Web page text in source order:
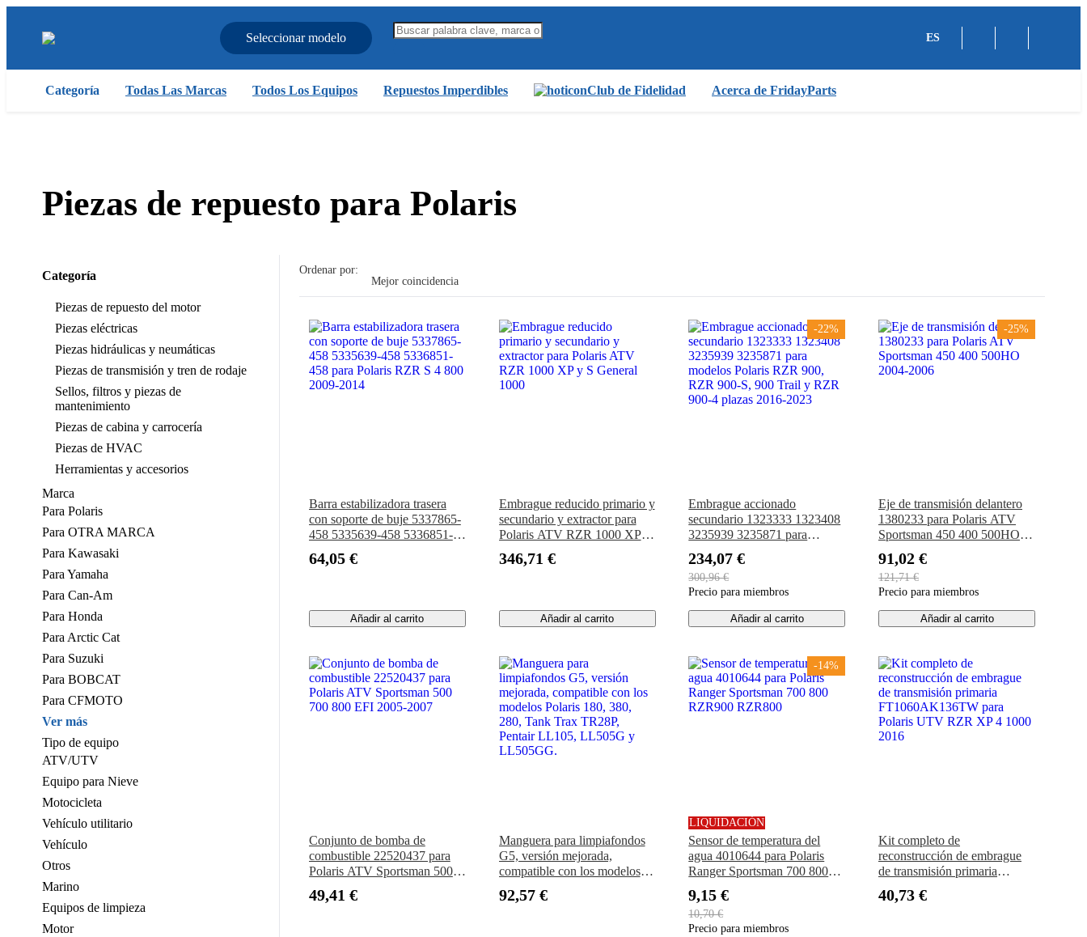
Seleccionar modelo ES
Categoría Todas Las Marcas Todos Los Equipos Repuestos Imperdibles Club de Fidelidad Acerca de FridayParts
Piezas de repuesto para Polaris
Categoría
Piezas de repuesto del motor
Piezas eléctricas
Piezas hidráulicas y neumáticas
Piezas de transmisión y tren de rodaje
Sellos, filtros y piezas de
mantenimiento
Piezas de cabina y carrocería
Piezas de HVAC
Herramientas y accesorios
Marca
Para Polaris
Para OTRA MARCA
Para Kawasaki
Para Yamaha
Para Can-Am
Para Honda
Para Arctic Cat
Para Suzuki
Para BOBCAT
Para CFMOTO
Ver más
Tipo de equipo
ATV/UTV
Equipo para Nieve
Motocicleta
Vehículo utilitario
Vehículo
Otros
Marino
Equipos de limpieza
Motor
Ordenar por:
Mejor coincidencia
Barra estabilizadora trasera
con soporte de buje 5337865-
458 5335639-458 5336851-
2009-2014
64,05 €
Añadir al carrito
Embrague reducido primario y
secundario y extractor para
Polaris ATV RZR 1000 XP y
346,71 €
Añadir al carrito
-22%
Embrague accionado
secundario 1323333 1323408
3235939 3235871 para
RZR 900-S, 900 Trail y RZR
900-4 plazas 2016-2023
234,07 €
300,96 €
Precio para miembros
Añadir al carrito
-25%
Eje de transmisión delantero
1380233 para Polaris ATV
Sportsman 450 400 500HO
91,02 €
121,71 €
Precio para miembros
Añadir al carrito
Conjunto de bomba de
combustible 22520437 para
Polaris ATV Sportsman 500
49,41 €
Manguera para limpiafondos
G5, versión mejorada,
compatible con los modelos
Trax TR28P, Pentair LL105,
92,57 €
-14%
LIQUIDACIÓN
Sensor de temperatura del
agua 4010644 para Polaris
Ranger Sportsman 700 800
9,15 €
10,70 €
Precio para miembros
Kit completo de
reconstrucción de embrague
de transmisión primaria
Polaris UTV RZR XP 4 1000
40,73 €